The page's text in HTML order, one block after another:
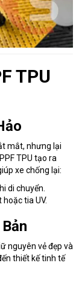
TPU
mắt, nhưng lại
TPU tạo ra
xe chống lại:
di chuyển.
tia UV.
nguyên vẻ đẹp và
thiết kế tinh tế